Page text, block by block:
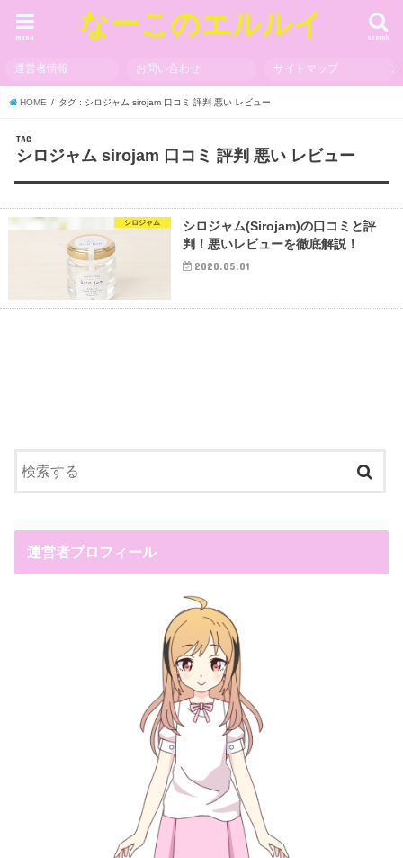
なーこのエルルイ search
menu
運営者情報 お問い合わせ サイトマップ
HOME タグ : シロジャム sirojam 口コミ 評判 悪い レビュー
TAG
シロジャム sirojam 口コミ 評判 悪い レビュー
シロジャム
シロジャム(Sirojam)の口コミと評
判！悪いレビューを徹底解説！
2020.05.01
運営者プロフィール